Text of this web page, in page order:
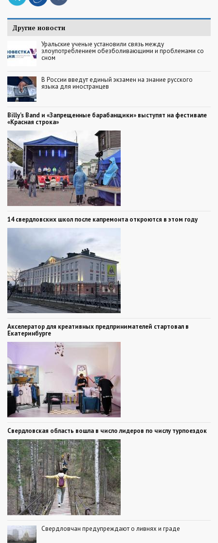
Другие новости
Уральские ученые установили связь между
злоупотреблением обезболивающими и проблемами со
сном
В России введут единый экзамен на знание русского
языка для иностранцев
Billy’s Band и «Запрещенные барабанщики» выступят на фестивале
«Красная строка»
14 свердловских школ после капремонта откроются в этом году
Акселератор для креативных предпринимателей стартовал в
Екатеринбурге
Свердловская область вошла в число лидеров по числу турпоездок
Свердловчан предупреждают о ливнях и граде